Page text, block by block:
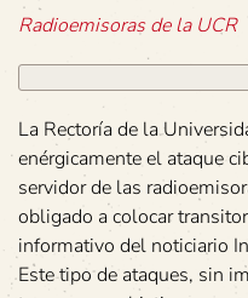
Radioemisoras de la UCR
La Rectoría de la
enérgicamente el ataque
servidor de las
obligado a colocar
informativo del noticiario
Este tipo de ataques, sin